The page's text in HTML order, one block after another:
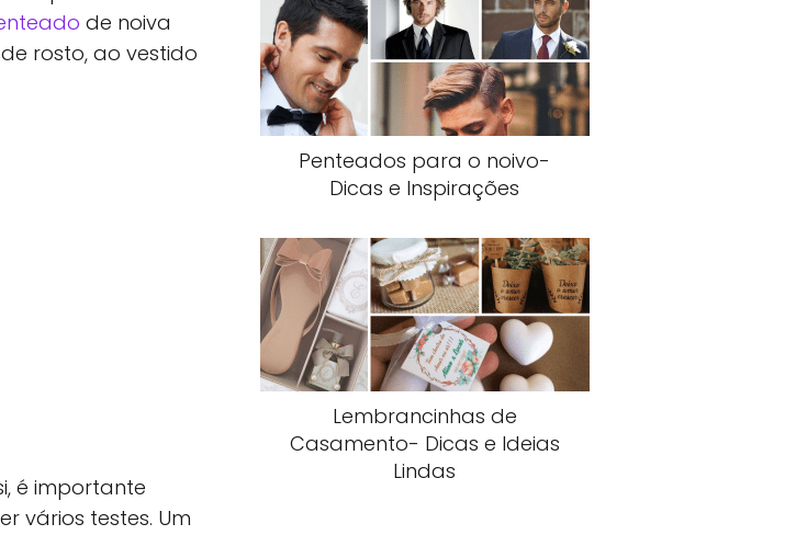
de noiva
rosto, ao vestido
é importante
vários testes. Um
Penteados para o noivo-
Dicas e Inspirações
Lembrancinhas de
Casamento- Dicas e Ideias
Lindas